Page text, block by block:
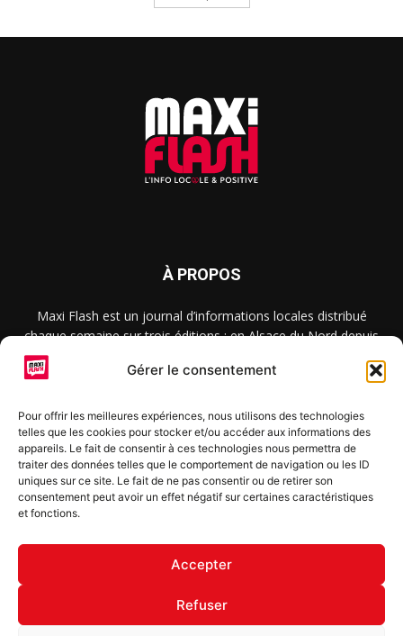
Gérer le consentement
Pour offrir les meilleures expériences, nous utilisons des technologies
telles que les cookies pour stocker et/ou accéder aux informations des
appareils. Le fait de consentir à ces technologies nous permettra de
traiter des données telles que le comportement de navigation ou les ID
uniques sur ce site. Le fait de ne pas consentir ou de retirer son
consentement peut avoir un effet négatif sur certaines caractéristiques
et fonctions.
Accepter
Refuser
À PROPOS
Maxi Flash est un journal d’informations locales distribué
chaque semaine sur trois éditions : en Alsace du Nord depuis
2015, dans les secteurs d’Obernai-Molsheim-Erstein depuis
2022, et à Colmar, Vignoble et Plaine depuis 2023.
SUIVEZ-NOUS
S'inscrire à la newsletter